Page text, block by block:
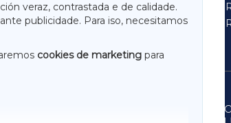
veraz, contrastada e de calidade.
publicidade. Para iso, necesitamos
cookies de marketing para
TERRACHAXA
ACORUÑAXA